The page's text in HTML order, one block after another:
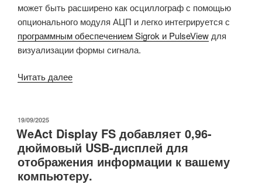
может быть расширено как осциллограф с помощью
опционального модуля АЦП и легко интегрируется с
программным обеспечением Sigrok и PulseView для
визуализации формы сигнала.
Читать далее«$69
логический
анализатор
поддерживает
пропускную
ОПУБЛИКОВАНО
19/09/2025
WeAct Display FS добавляет 0,96-
дюймовый USB-дисплей для
отображения информации к вашему
компьютеру.